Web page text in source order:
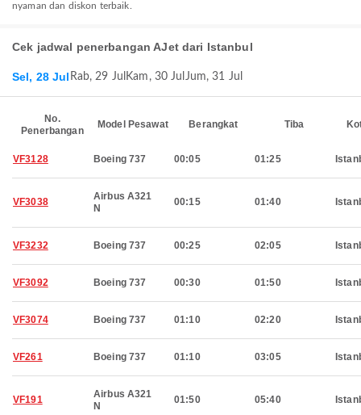
nyaman dan diskon terbaik.
Cek jadwal penerbangan AJet dari Istanbul
Sel, 28 Jul Rab, 29 Jul Kam, 30 Jul Jum, 31 Jul
No.
Penerbangan
Model Pesawat Berangkat Tiba
VF3128 Boeing 737 00:05 01:25
VF3038
Airbus A321
N
00:15 01:40
VF3232 Boeing 737 00:25 02:05
VF3092 Boeing 737 00:30 01:50
VF3074 Boeing 737 01:10 02:20
VF261 Boeing 737 01:10 03:05
VF191
Airbus A321
N
01:50 05:40